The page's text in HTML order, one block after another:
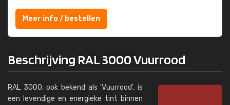
Meer info / bestellen
Beschrijving RAL 3000 Vuurrood
RAL 3000, ook bekend als 'Vuurrood', is
een levendige en energieke tint binnen